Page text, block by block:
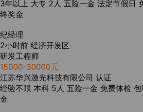
3年以上 大专 2人 五险一金 法定节假日
终奖金
纪经理
2小时前 经济开发区
研发工程师
15000-30000元
江苏华兴激光科技有限公司 认证
经验不限 本科 5人 五险一金 免费体检
金